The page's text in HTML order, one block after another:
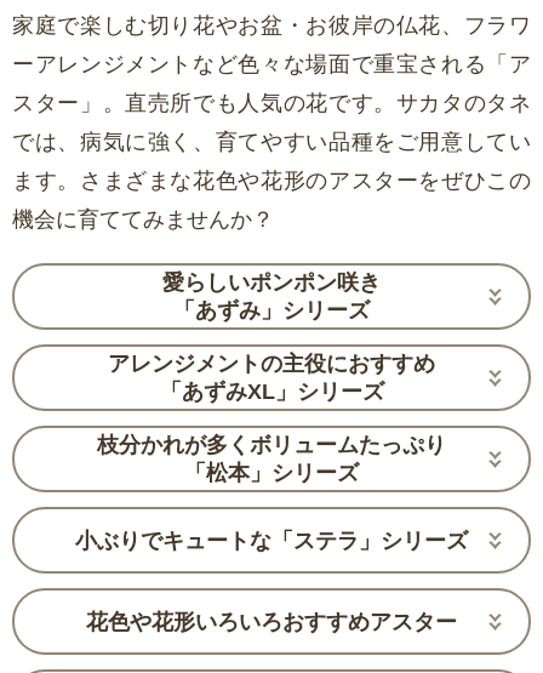
家庭で楽しむ切り花やお盆・お彼岸の仏花、フラワ
ーアレンジメントなど色々な場面で重宝される「ア
スター」。直売所でも人気の花です。サカタのタネ
では、病気に強く、育てやすい品種をご用意してい
ます。さまざまな花色や花形のアスターをぜひこの
機会に育ててみませんか？
愛らしいポンポン咲き
「あずみ」シリーズ
アレンジメントの主役におすすめ
「あずみXL」シリーズ
枝分かれが多くボリュームたっぷり
「松本」シリーズ
小ぶりでキュートな「ステラ」シリーズ
花色や花形いろいろおすすめアスター